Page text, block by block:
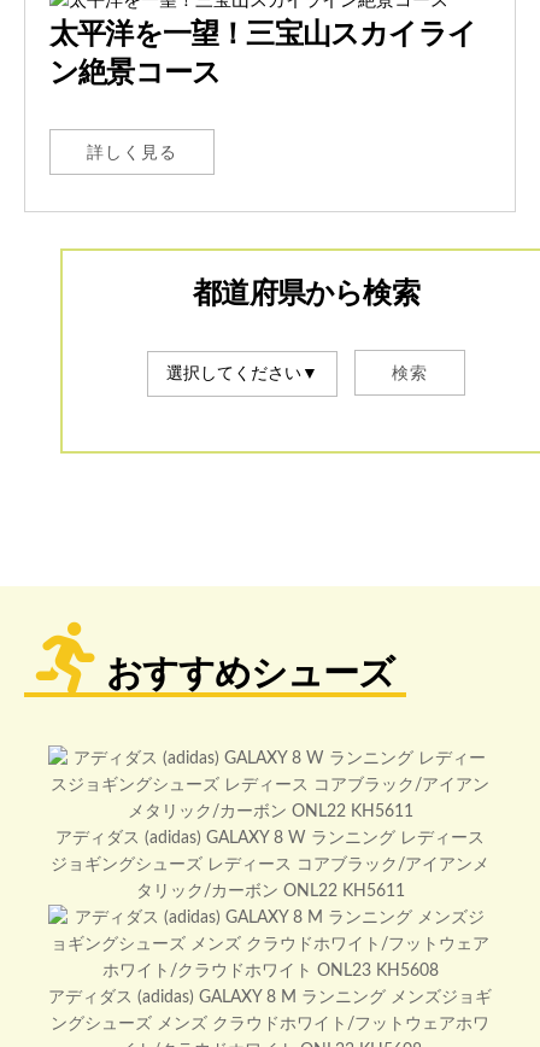
太平洋を一望！三宝山スカイライ
ン絶景コース
詳しく見る
都道府県から検索
おすすめシューズ
アディダス (adidas) GALAXY 8 W ランニング レディース
ジョギングシューズ レディース コアブラック/アイアンメ
タリック/カーボン ONL22 KH5611
アディダス (adidas) GALAXY 8 M ランニング メンズジョギ
ングシューズ メンズ クラウドホワイト/フットウェアホワ